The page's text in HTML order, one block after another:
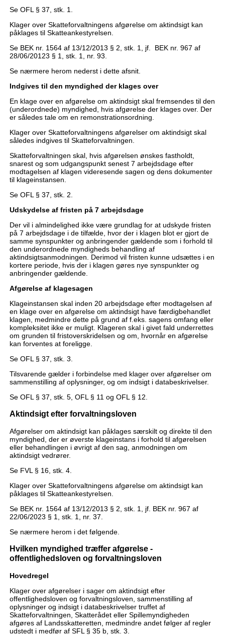
Se OFL § 37, stk. 1.
Klager over Skatteforvaltningens afgørelse om aktindsigt kan
påklages til Skatteankestyrelsen.
Se BEK nr. 1564 af 13/12/2013 § 2, stk. 1, jf. BEK nr. 967 af
28/06/20123 § 1, stk. 1, nr. 93.
Se nærmere herom nederst i dette afsnit.
Indgives til den myndighed der klages over
En klage over en afgørelse om aktindsigt skal fremsendes til den
(underordnede) myndighed, hvis afgørelse der klages over. Der
er således tale om en remonstrationsordning.
Klager over Skatteforvaltningens afgørelser om aktindsigt skal
således indgives til Skatteforvaltningen.
Skatteforvaltningen skal, hvis afgørelsen ønskes fastholdt,
snarest og som udgangspunkt senest 7 arbejdsdage efter
modtagelsen af klagen videresende sagen og dens dokumenter
til klageinstansen.
Se OFL § 37, stk. 2.
Udskydelse af fristen på 7 arbejdsdage
Der vil i almindelighed ikke være grundlag for at udskyde fristen
på 7 arbejdsdage i de tilfælde, hvor der i klagen blot er gjort de
samme synspunkter og anbringender gældende som i forhold til
den underordnede myndigheds behandling af
aktindsigtsanmodningen. Derimod vil fristen kunne udsættes i en
kortere periode, hvis der i klagen gøres nye synspunkter og
anbringender gældende.
Afgørelse af klagesagen
Klageinstansen skal inden 20 arbejdsdage efter modtagelsen af
en klage over en afgørelse om aktindsigt have færdigbehandlet
klagen, medmindre dette på grund af f.eks. sagens omfang eller
kompleksitet ikke er muligt. Klageren skal i givet fald underrettes
om grunden til fristoverskridelsen og om, hvornår en afgørelse
kan forventes at foreligge.
Se OFL § 37, stk. 3.
Tilsvarende gælder i forbindelse med klager over afgørelser om
sammenstilling af oplysninger, og om indsigt i databeskrivelser.
Se OFL § 37, stk. 5, OFL § 11 og OFL § 12.
Aktindsigt efter forvaltningsloven
Afgørelser om aktindsigt kan påklages særskilt og direkte til den
myndighed, der er øverste klageinstans i forhold til afgørelsen
eller behandlingen i øvrigt af den sag, anmodningen om
aktindsigt vedrører.
Se FVL § 16, stk. 4.
Klager over Skatteforvaltningens afgørelse om aktindsigt kan
påklages til Skatteankestyrelsen.
Se BEK nr. 1564 af 13/12/2013 § 2, stk. 1, jf. BEK nr. 967 af
22/06/2023 § 1, stk. 1, nr. 37.
Se nærmere herom i det følgende.
Hvilken myndighed træffer afgørelse -
offentlighedsloven og forvaltningsloven
Hovedregel
Klager over afgørelser i sager om aktindsigt efter
offentlighedsloven og forvaltningsloven, sammenstilling af
oplysninger og indsigt i databeskrivelser truffet af
Skatteforvaltningen, Skatterådet eller Spillemyndigheden
afgøres af Landsskatteretten, medmindre andet følger af regler
udstedt i medfør af SFL § 35 b, stk. 3.